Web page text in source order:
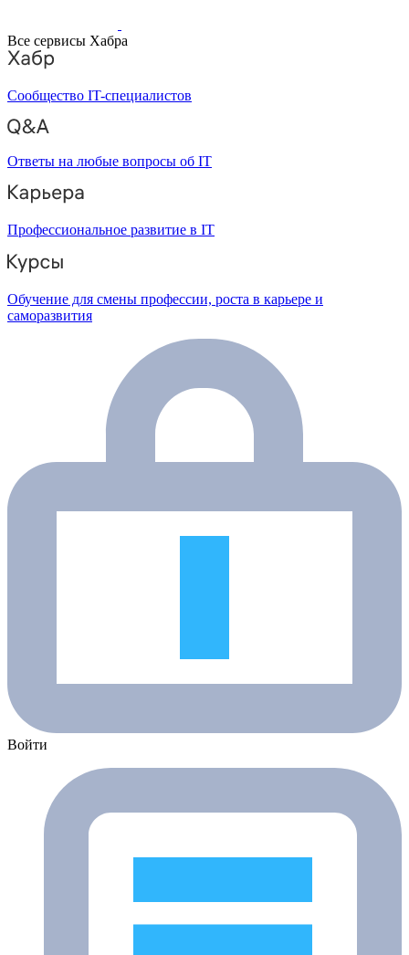
Все сервисы Хабра
Сообщество IT-специалистов
Ответы на любые вопросы об IT
Профессиональное развитие в IT
Обучение для смены профессии, роста в карьере и
саморазвития
Войти